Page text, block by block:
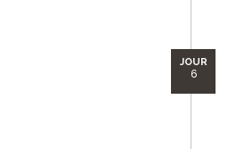
JOUR
6